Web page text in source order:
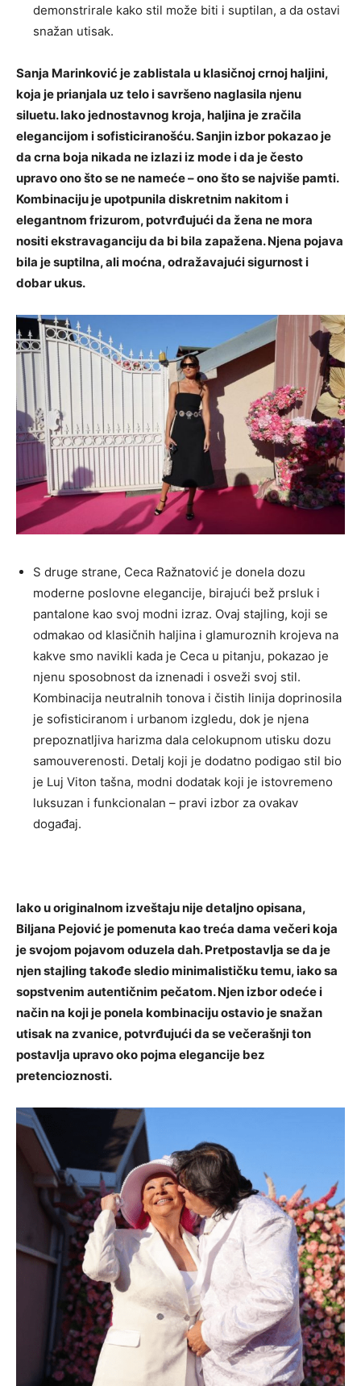
demonstrirale kako stil može biti i suptilan, a da ostavi
snažan utisak.
Sanja Marinković je zablistala u klasičnoj crnoj haljini,
koja je prianjala uz telo i savršeno naglasila njenu
siluetu. Iako jednostavnog kroja, haljina je zračila
elegancijom i sofisticiranošću. Sanjin izbor pokazao je
da crna boja nikada ne izlazi iz mode i da je često
upravo ono što se ne nameće – ono što se najviše pamti.
Kombinaciju je upotpunila diskretnim nakitom i
elegantnom frizurom, potvrđujući da žena ne mora
nositi ekstravaganciju da bi bila zapažena. Njena pojava
bila je suptilna, ali moćna, odražavajući sigurnost i
dobar ukus.
S druge strane, Ceca Ražnatović je donela dozu
moderne poslovne elegancije, birajući bež prsluk i
pantalone kao svoj modni izraz. Ovaj stajling, koji se
odmakao od klasičnih haljina i glamuroznih krojeva na
kakve smo navikli kada je Ceca u pitanju, pokazao je
njenu sposobnost da iznenadi i osveži svoj stil.
Kombinacija neutralnih tonova i čistih linija doprinosila
je sofisticiranom i urbanom izgledu, dok je njena
prepoznatljiva harizma dala celokupnom utisku dozu
samouverenosti. Detalj koji je dodatno podigao stil bio
je Luj Viton tašna, modni dodatak koji je istovremeno
luksuzan i funkcionalan – pravi izbor za ovakav
događaj.
Iako u originalnom izveštaju nije detaljno opisana,
Biljana Pejović je pomenuta kao treća dama večeri koja
je svojom pojavom oduzela dah. Pretpostavlja se da je
njen stajling takođe sledio minimalističku temu, iako sa
sopstvenim autentičnim pečatom. Njen izbor odeće i
način na koji je ponela kombinaciju ostavio je snažan
utisak na zvanice, potvrđujući da se večerašnji ton
postavlja upravo oko pojma elegancije bez
pretencioznosti.